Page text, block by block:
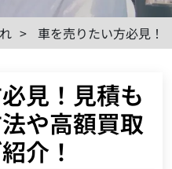
> 車を売りたい方必見！
見！見積も
や高額買取
介！